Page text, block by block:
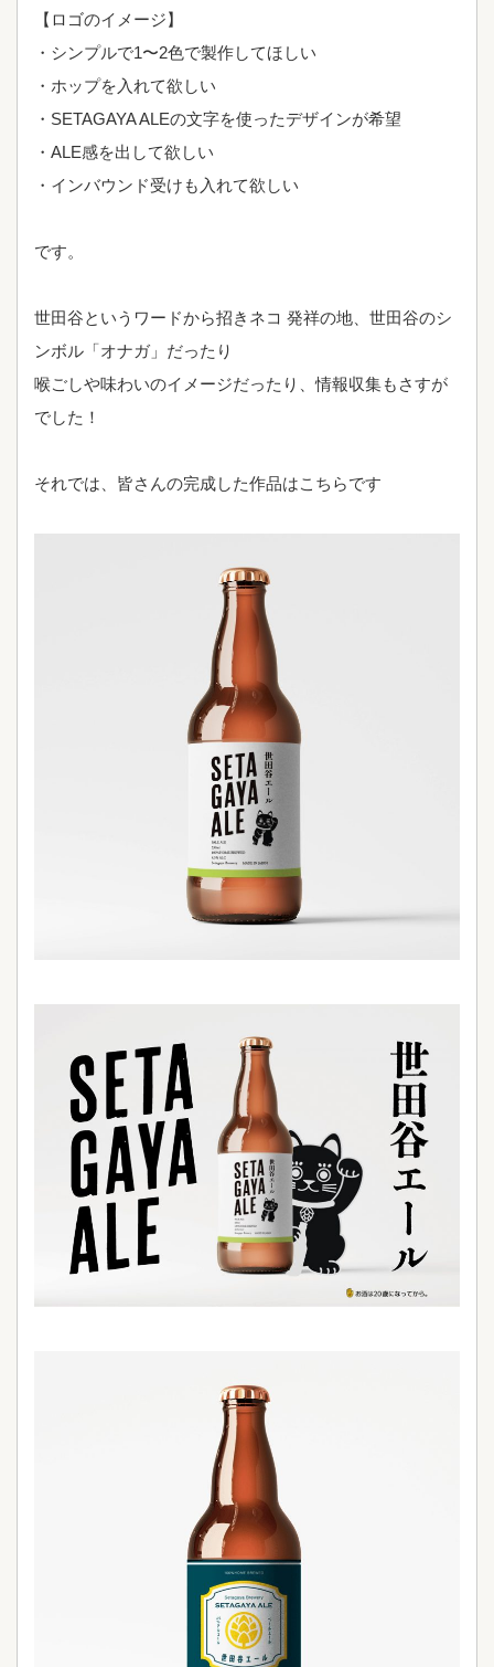
【ロゴのイメージ】
・シンプルで1〜2色で製作してほしい
・ホップを入れて欲しい
・SETAGAYA ALEの文字を使ったデザインが希望
・ALE感を出して欲しい
・インバウンド受けも入れて欲しい
です。
世田谷というワードから招きネコ 発祥の地、世田谷のシ
ンボル「オナガ」だったり
喉ごしや味わいのイメージだったり、情報収集もさすが
でした！
それでは、皆さんの完成した作品はこちらです